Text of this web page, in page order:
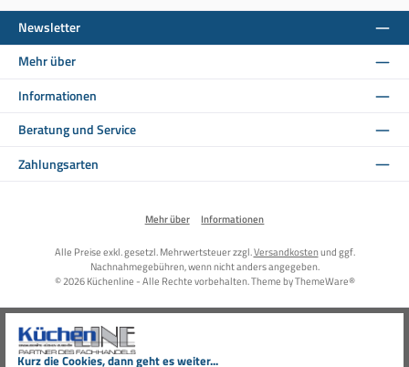
Kurz die Cookies, dann geht es weiter...
Newsletter
Mehr über
Informationen
Beratung und Service
Zahlungsarten
Mehr über Informationen
Alle Preise exkl. gesetzl. Mehrwertsteuer zzgl.Versandkostenund ggf.
Nachnahmegebühren, wenn nicht anders angegeben.
© 2026 Küchenline - Alle Rechte vorbehalten. Theme byThemeWare®